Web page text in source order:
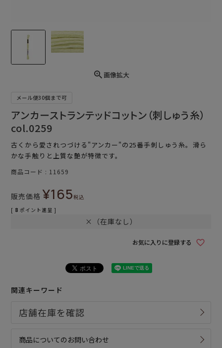
画像拡大
メール便30個まで可
アンカーストランテッドコットン（刺しゅう糸）
col.0259
古くから愛されつづける"アンカー"の25番手刺しゅう糸。滑ら
かな手触りと上質な艶が特徴です。
商品コード 11659
販売価格 ¥165税込
[ 8 ポイント進呈 ]
×（在庫なし）
お気に入りに登録する
関連キーワード
商品についてのお問い合わせ